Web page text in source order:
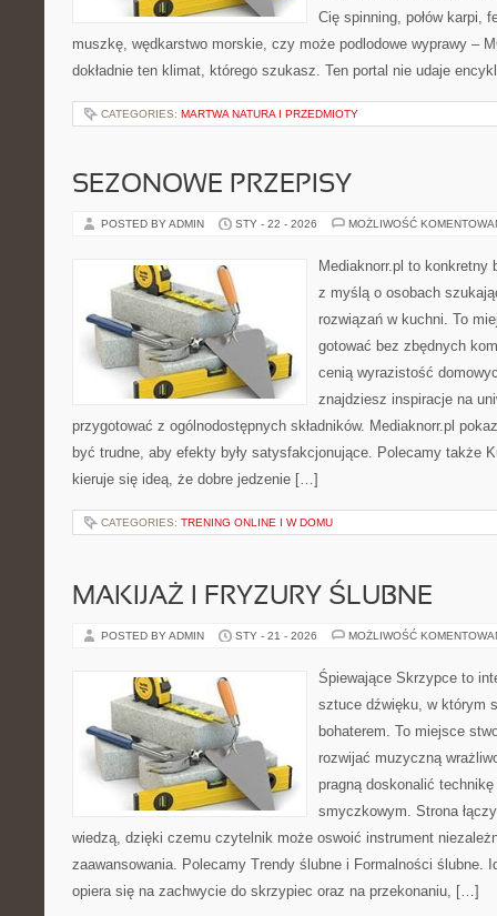
Cię spinning, połów karpi,
muszkę, wędkarstwo morskie, czy może podlodowe wyprawy –
dokładnie ten klimat, którego szukasz. Ten portal nie udaje
CATEGORIES: MARTWA NATURA I PRZEDMIOTY
SEZONOWE PRZEPISY
POSTED BY ADMIN STY - 22 - 2026 MOŻLIWOŚĆ
Mediaknorr.pl to konkretny
z myślą o osobach
rozwiązań w kuchni. To
gotować bez zbędnych
cenią wyrazistość
znajdziesz inspiracje na
przygotować z ogólnodostępnych składników. Mediaknorr.pl
być trudne, aby efekty były satysfakcjonujące. Polecamy także
kieruje się ideą, że dobre jedzenie […]
CATEGORIES: TRENING ONLINE I W DOMU
MAKIJAŻ I FRYZURY ŚLUBNE
POSTED BY ADMIN STY - 21 - 2026 MOŻLIWOŚĆ
Śpiewające Skrzypce to
sztuce dźwięku, w którym
bohaterem. To miejsce
rozwijać muzyczną
pragną doskonalić
smyczkowym. Strona
wiedzą, dzięki czemu czytelnik może oswoić instrument
zaawansowania. Polecamy Trendy ślubne i Formalności ślubne.
opiera się na zachwycie do skrzypiec oraz na przekonaniu, […]